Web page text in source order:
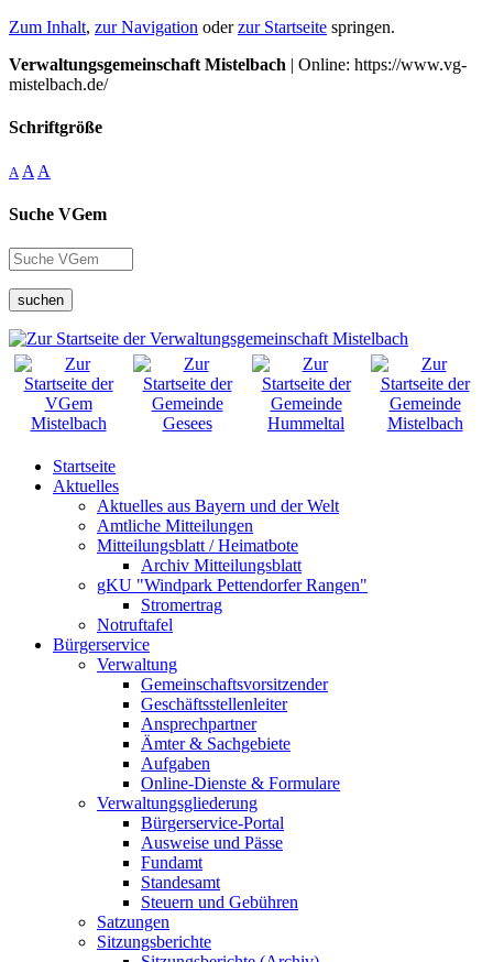
Zum Inhalt, zur Navigation oderzur Startseite springen.
Verwaltungsgemeinschaft Mistelbach | Online: https://www.vg-
mistelbach.de/
Schriftgröße
A A A
Suche VGem
suchen
Startseite
Aktuelles
Aktuelles aus Bayern und der Welt
Amtliche Mitteilungen
Mitteilungsblatt / Heimatbote
Archiv Mitteilungsblatt
gKU "Windpark Pettendorfer Rangen"
Stromertrag
Notruftafel
Bürgerservice
Verwaltung
Gemeinschaftsvorsitzender
Geschäftsstellenleiter
Ansprechpartner
Ämter & Sachgebiete
Aufgaben
Online-Dienste & Formulare
Verwaltungsgliederung
Bürgerservice-Portal
Ausweise und Pässe
Fundamt
Standesamt
Steuern und Gebühren
Satzungen
Sitzungsberichte